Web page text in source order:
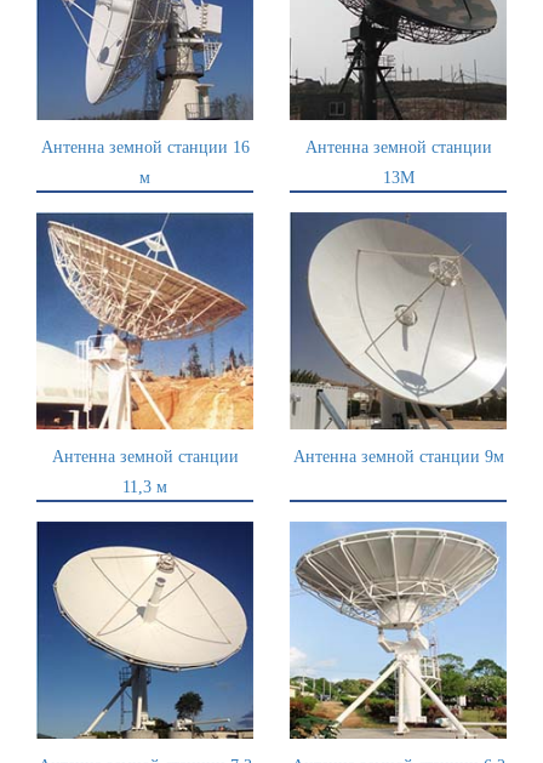
Антенна земной станции 16
м
Антенна земной станции
13M
Антенна земной станции
11,3 м
Антенна земной станции 9м